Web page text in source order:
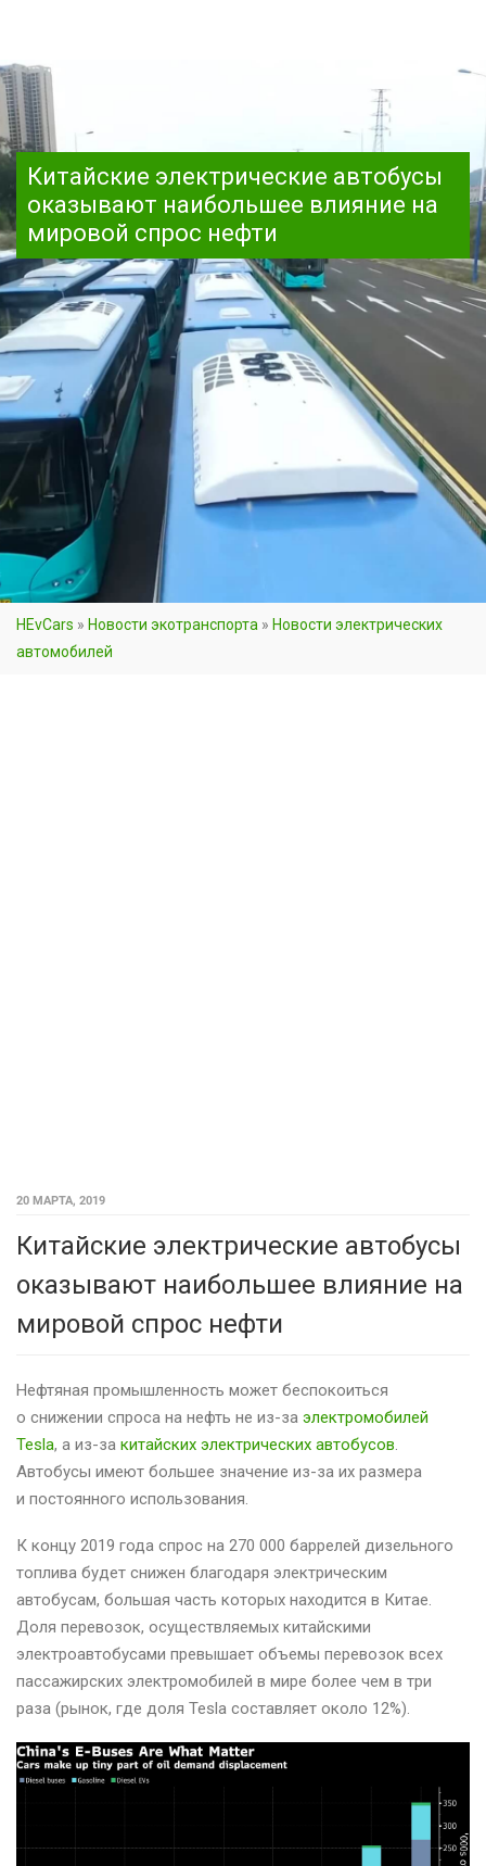
Китайские электрические автобусы
оказывают наибольшее влияние на
мировой спрос нефти
HEvCars » Новости экотранспорта » Новости электрических
автомобилей
20 МАРТА, 2019
Китайские электрические автобусы
оказывают наибольшее влияние на
мировой спрос нефти
Нефтяная промышленность может беспокоиться
о снижении спроса на нефть не из-за электромобилей
Tesla, а из-за китайских электрических автобусов.
Автобусы имеют большее значение из-за их размера
и постоянного использования.
К концу 2019 года спрос на 270 000 баррелей дизельного
топлива будет снижен благодаря электрическим
автобусам, большая часть которых находится в Китае.
Доля перевозок, осуществляемых китайскими
электроавтобусами превышает объемы перевозок всех
пассажирских электромобилей в мире более чем в три
раза (рынок, где доля Tesla составляет около 12%).